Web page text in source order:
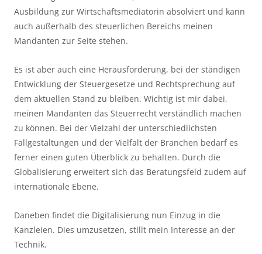
Ausbildung zur Wirtschaftsmediatorin absolviert und kann
auch außerhalb des steuerlichen Bereichs meinen
Mandanten zur Seite stehen.
Es ist aber auch eine Herausforderung, bei der ständigen
Entwicklung der Steuergesetze und Rechtsprechung auf
dem aktuellen Stand zu bleiben. Wichtig ist mir dabei,
meinen Mandanten das Steuerrecht verständlich machen
zu können. Bei der Vielzahl der unterschiedlichsten
Fallgestaltungen und der Vielfalt der Branchen bedarf es
ferner einen guten Überblick zu behalten. Durch die
Globalisierung erweitert sich das Beratungsfeld zudem auf
internationale Ebene.
Daneben findet die Digitalisierung nun Einzug in die
Kanzleien. Dies umzusetzen, stillt mein Interesse an der
Technik.